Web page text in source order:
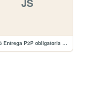
MOD 6 Entrega P2P obligatoria Entrega/puzzle/jquery-ui.min.js